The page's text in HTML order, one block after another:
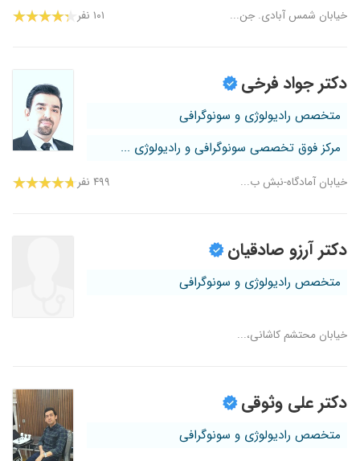
خیابان شمس آبادی. جن... ۱۰۱ نفر
دکتر جواد فرخی
متخصص رادیولوژی و سونوگرافی
مرکز فوق تخصصی سونوگرافی و رادیولوژی ...
خیابان آمادگاه-نبش ب... ۴۹۹ نفر
دکتر آرزو صادقیان
متخصص رادیولوژی و سونوگرافی
خیابان محتشم کاشانی،...
دکتر علی وثوقی
متخصص رادیولوژی و سونوگرافی